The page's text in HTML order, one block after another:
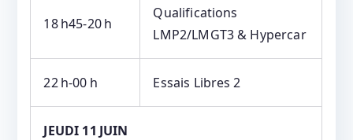
18 h45‑20 h
Qualifications
LMP2/LMGT3 & Hypercar
22 h‑00 h Essais Libres 2
JEUDI 11 JUIN